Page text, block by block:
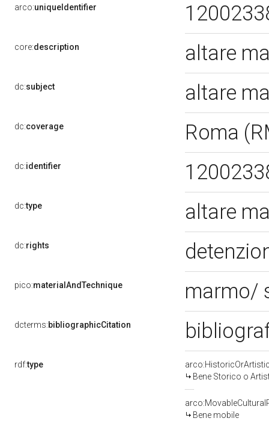
arco:uniqueIdentifier
core:description altare
dc:subject altare
dc:coverage Roma
dc:identifier
dc:type altare
dc:rights
pico:materialAndTechnique marmo/
dcterms:bibliographicCitation
rdf:type
Bene Storico o
Bene mobile